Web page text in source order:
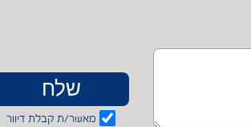
מאשר/ת קבלת דיוור